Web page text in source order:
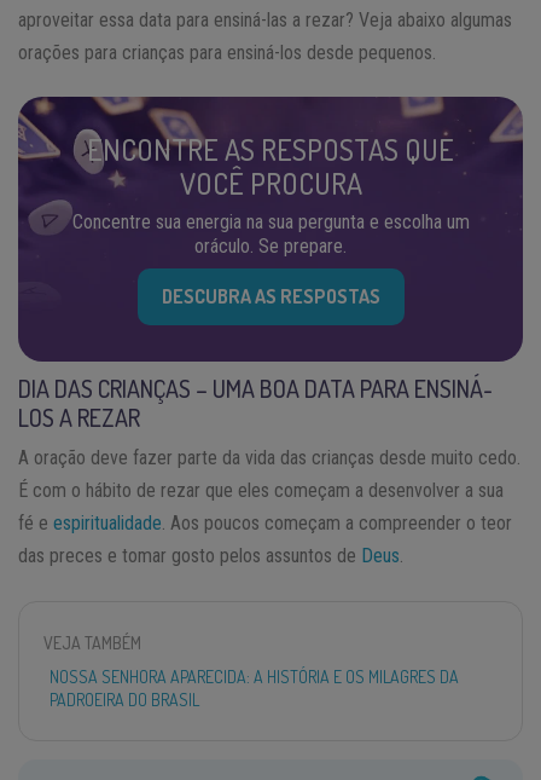
aproveitar essa data para ensiná-las a rezar? Veja abaixo algumas
orações para crianças para ensiná-los desde pequenos.
ENCONTRE AS RESPOSTAS QUE
VOCÊ PROCURA
Concentre sua energia na sua pergunta e escolha um
oráculo. Se prepare.
DESCUBRA AS RESPOSTAS
DIA DAS CRIANÇAS – UMA BOA DATA PARA ENSINÁ-
LOS A REZAR
A oração deve fazer parte da vida das crianças desde muito cedo.
É com o hábito de rezar que eles começam a desenvolver a sua
fé e espiritualidade . Aos poucos começam a compreender o teor
das preces e tomar gosto pelos assuntos de Deus
VEJA TAMBÉM
NOSSA SENHORA APARECIDA: A HISTÓRIA E OS MILAGRES DA
PADROEIRA DO BRASIL